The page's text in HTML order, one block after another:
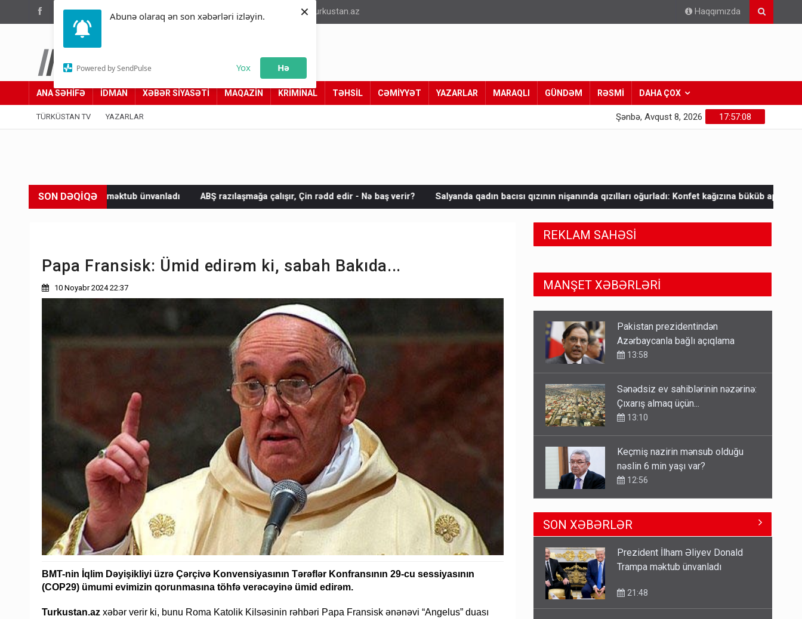
Abunə olaraq ən son xəbərləri izləyin.
Powered by SendPulse Yox Hə
×
(012) 449 94 05 info@turkustan.az Haqqımızda
Türküstan.az
Adımız yolumuzdur
ANA SƏHİFƏ İDMAN XƏBƏR SİYASƏTİ MAQAZİN KRİMİNAL TƏHSİL CƏMİYYƏT YAZARLAR MARAQLI GÜNDƏM RƏSMİ DAHA ÇOX
TÜRKÜSTAN TV YAZARLAR 17:57:09
Şənbə, Avqust 8, 2026
SON DƏQİQƏ
məktub ünvanladı ABŞ razılaşmağa çalışır, Çin rədd edir - Nə baş verir? Salyanda qadın bacısı qızının nişanında qızılları oğurladı: Konfet kağızına büküb aparıb Prezidentdən
Papa Fransisk: Ümid edirəm ki, sabah Bakıda...
10 Noyabr 2024 22:37
BMT-nin İqlim Dəyişikliyi üzrə Çərçivə Konvensiyasının Tərəflər Konfransının 29-cu sessiyasının
(COP29) ümumi evimizin qorunmasına töhfə verəcəyinə ümid edirəm.
Turkustan.az xəbər verir ki, bunu Roma Katolik Kilsəsinin rəhbəri Papa Fransisk ənənəvi “Angelus” duası
REKLAM SAHƏSİ
MANŞET XƏBƏRLƏRİ
Sənədsiz ev sahiblərinin nəzərinə:
Çıxarış almaq üçün...
13:10
Keçmiş nazirin mənsub olduğu
nəslin 6 min yaşı var?
12:56
Britaniya Səfirliyi Vaşinqton
razılaşmasının ildönümü ilə bağlı
bəyanat yaydı
Paşinyan Əliyevə zəng
etməsindən danışdı
16:18
İlham Əliyev müharibədə də,
SON XƏBƏRLƏR
Prezident İlham Əliyev Donald